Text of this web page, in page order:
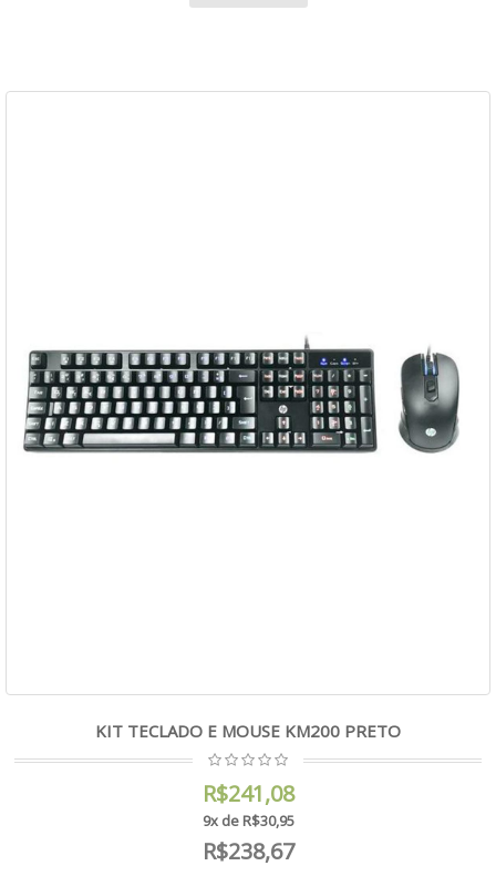
KIT TECLADO E MOUSE KM200 PRETO
R$241,08
9x de R$30,95
R$238,67